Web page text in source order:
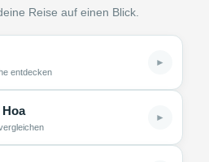
Reise auf einen Blick.
entdecken
►
Hoa
►